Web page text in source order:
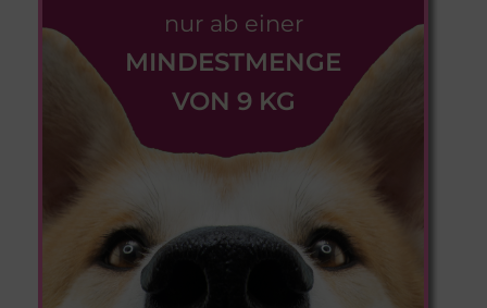
nur ab einer
MINDESTMENGE
VON 9 KG